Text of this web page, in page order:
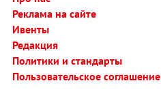
Реклама на сайте
Ивенты
Редакция
Политики и стандарты
Пользовательское соглашение